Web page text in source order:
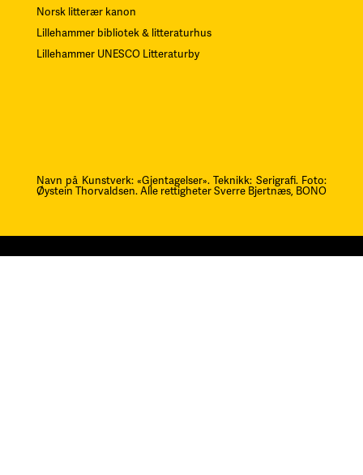
Norsk litterær kanon
Lillehammer bibliotek & litteraturhus
Lillehammer UNESCO Litteraturby
Navn på Kunstverk: «Gjentagelser». Teknikk: Serigrafi. Foto:
Øystein Thorvaldsen. Alle rettigheter Sverre Bjertnæs, BONO